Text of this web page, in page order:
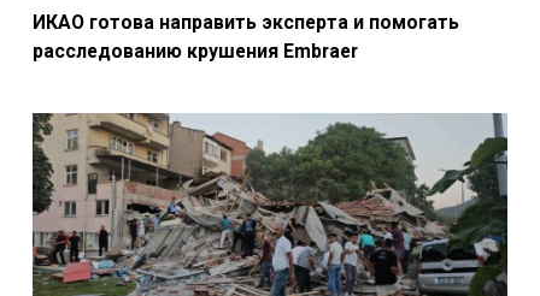
ИКАО готова направить эксперта и помогать
расследованию крушения Embraer